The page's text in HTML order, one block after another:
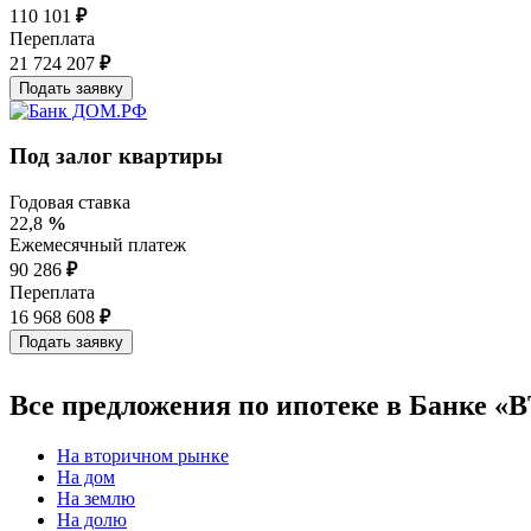
110 101 ₽
Переплата
21 724 207 ₽
Под залог квартиры
Годовая ставка
22,8 %
Ежемесячный платеж
90 286 ₽
Переплата
16 968 608 ₽
Все предложения по ипотеке в Банке
На вторичном рынке
На дом
На землю
На долю